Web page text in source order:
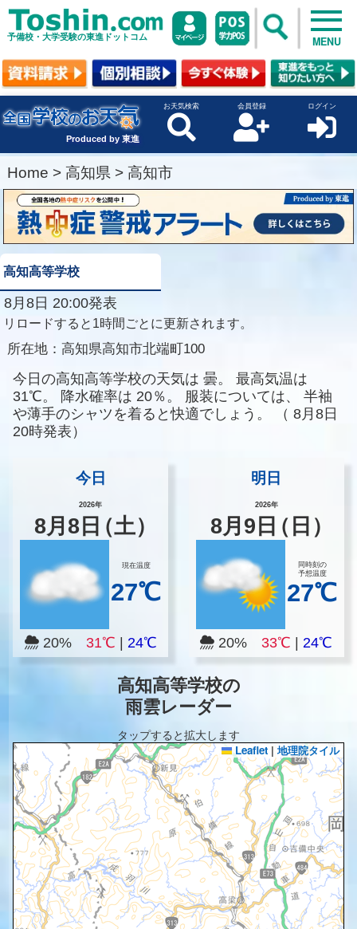
予備校・大学受験の東進ドットコム MENU
Produced by 東進
お天気検索 会員登録 ログイン
Home > 高知県 > 高知市
高知高等学校
8月8日 20:00発表
リロードすると1時間ごとに更新されます。
所在地： 高知県高知市北端町100
今日の高知高等学校の天気は 曇。
最高気温は
31℃。
降水確率は 20％。 服装については、
半袖
や薄手のシャツを着ると快適でしょう。
（ 8月8日
20時発表）
今日
2026年
8月8 日（土）
現在温度
27℃
20% 31℃ 24℃
明日
2026年
8月 9 日（日）
同時刻の
予想温度
27℃
20%33℃ |24℃
高知高等学校の
雨雲レーダー
タップすると拡大します
Leaflet | 地理院タイル